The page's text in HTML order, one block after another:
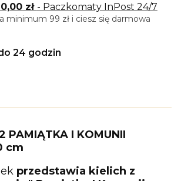
zł - Paczkomaty InPost 24/7
minimum 99 zł i ciesz się darmowa
24 godzin
PAMIĄTKA I KOMUNII
cm
przedstawia kielich z